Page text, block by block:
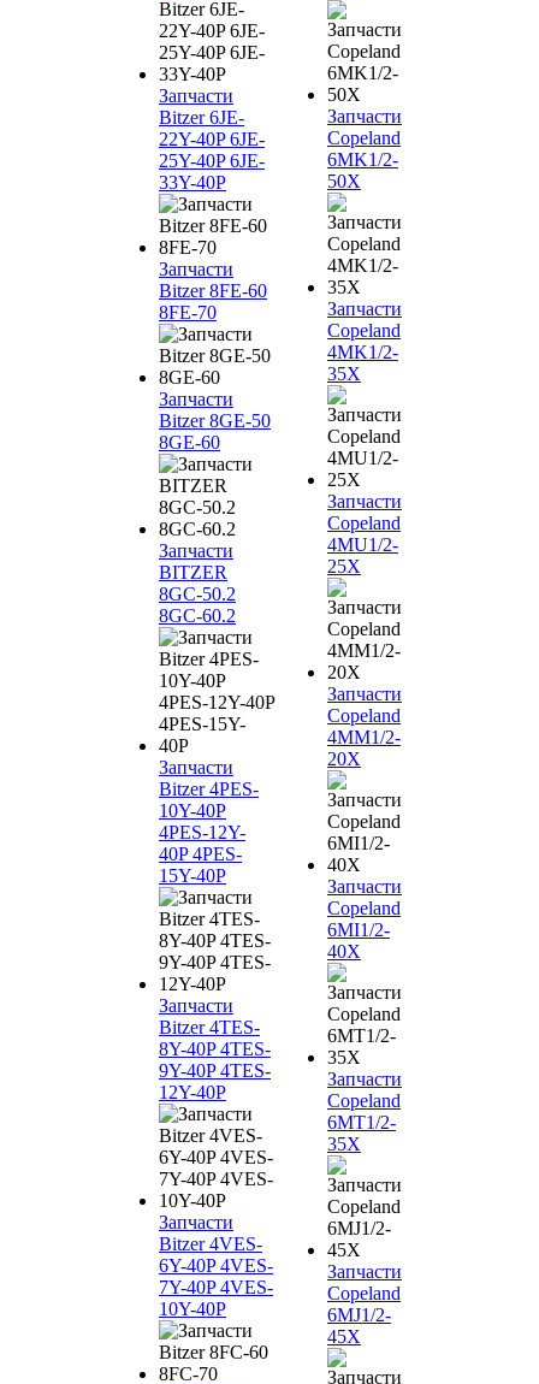
Запчасти
Bitzer 6JE-
22Y-40P 6JE-
25Y-40P 6JE-
33Y-40P
Запчасти
Bitzer 8FE-60
8FE-70
Запчасти
Bitzer 8GE-50
8GE-60
Запчасти
BITZER
8GC-50.2
8GC-60.2
Запчасти
Bitzer 4PES-
10Y-40P
4PES-12Y-
40P 4PES-
15Y-40P
Запчасти
Bitzer 4TES-
8Y-40P 4TES-
9Y-40P 4TES-
12Y-40P
Запчасти
Bitzer 4VES-
6Y-40P 4VES-
7Y-40P 4VES-
10Y-40P
Запчасти
Copeland
6MK1/2-
50X
Запчасти
Copeland
4MK1/2-
35X
Запчасти
Copeland
4MU1/2-
25X
Запчасти
Copeland
4MM1/2-
20X
Запчасти
Copeland
6MI1/2-
40X
Запчасти
Copeland
6MT1/2-
35X
Запчасти
Copeland
6MJ1/2-
45X